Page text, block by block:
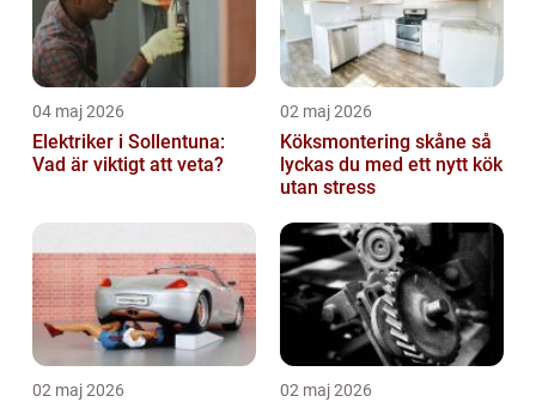
04 maj 2026
Elektriker i Sollentuna:
Vad är viktigt att veta?
02 maj 2026
Köksmontering skåne så
lyckas du med ett nytt kök
utan stress
02 maj 2026 02 maj 2026